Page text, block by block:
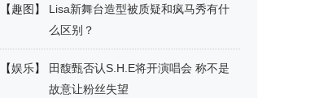
【趣图 】
Lisa新舞台造型被质疑和疯马秀有什
么区别？
【娱乐】
田馥甄否认S.H.E将开演唱会 称不是
故意让粉丝失望